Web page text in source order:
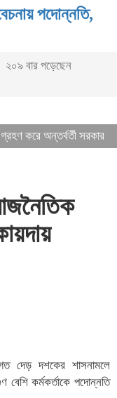
পদোন্নতি,
২০৯ বার পড়েছেন
করে অন্তর্বর্তী সরকার
দেড় দশকের শাসনামলে
কর্মকর্তাকে পদোন্নতি